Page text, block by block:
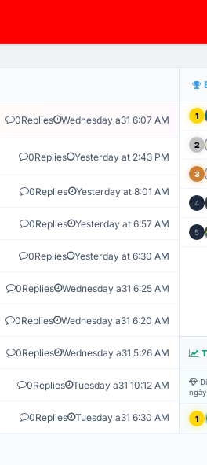
HỆ THỐNG GIÁM SÁT TỰ
0Replies Wednesday a31 6:07 AM
0Replies Yesterday at 2:43 PM
0Replies Yesterday at 8:01 AM
0Replies Yesterday at 6:57 AM
0Replies Yesterday at 6:30 AM
0Replies Wednesday a31 6:25 AM
0Replies Wednesday a31 6:20 AM
0Replies Wednesday a31 5:26 AM
0Replies Tuesday a31 10:12 AM
0Replies Tuesday a31 6:30 AM
1
2
3
4
5
1